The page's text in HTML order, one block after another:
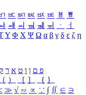
ㅳ ㅴ ㅵ ㅶ ㅷ ㅸ
ㅹ
ㆈ ㆉ ㆊ ㆋ ㆌ ㆍ
ㆎ
Υ Φ Χ Ψ Ω α β γ δ ε ζ η
פ ם ן ו ט א ר ק
（ ） ［ ］ ｛ ｝
≫ √ ∽ ∝ ∵ ∫ ∬ ∈ ∋